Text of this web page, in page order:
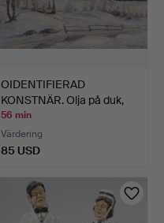
OIDENTIFIERAD
KONSTNÄR. Olja på duk,
Vinte…
56 min
Värdering
85 USD